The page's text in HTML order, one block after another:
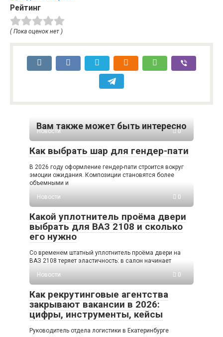
Рейтинг
( Пока оценок нет )
Вам также может быть интересно
Новости 0
Как выбрать шар для гендер-пати
В 2026 году оформление гендер-пати строится вокруг
эмоции ожидания. Композиции становятся более
объемными и
Новости
0
Какой уплотнитель проёма двери
выбрать для ВАЗ 2108 и сколько
его нужно
Со временем штатный уплотнитель проёма двери на
ВАЗ 2108 теряет эластичность: в салон начинает
Новости
0
Как рекрутинговые агентства
закрывают вакансии в 2026:
цифры, инструменты, кейсы
Руководитель отдела логистики в Екатеринбурге